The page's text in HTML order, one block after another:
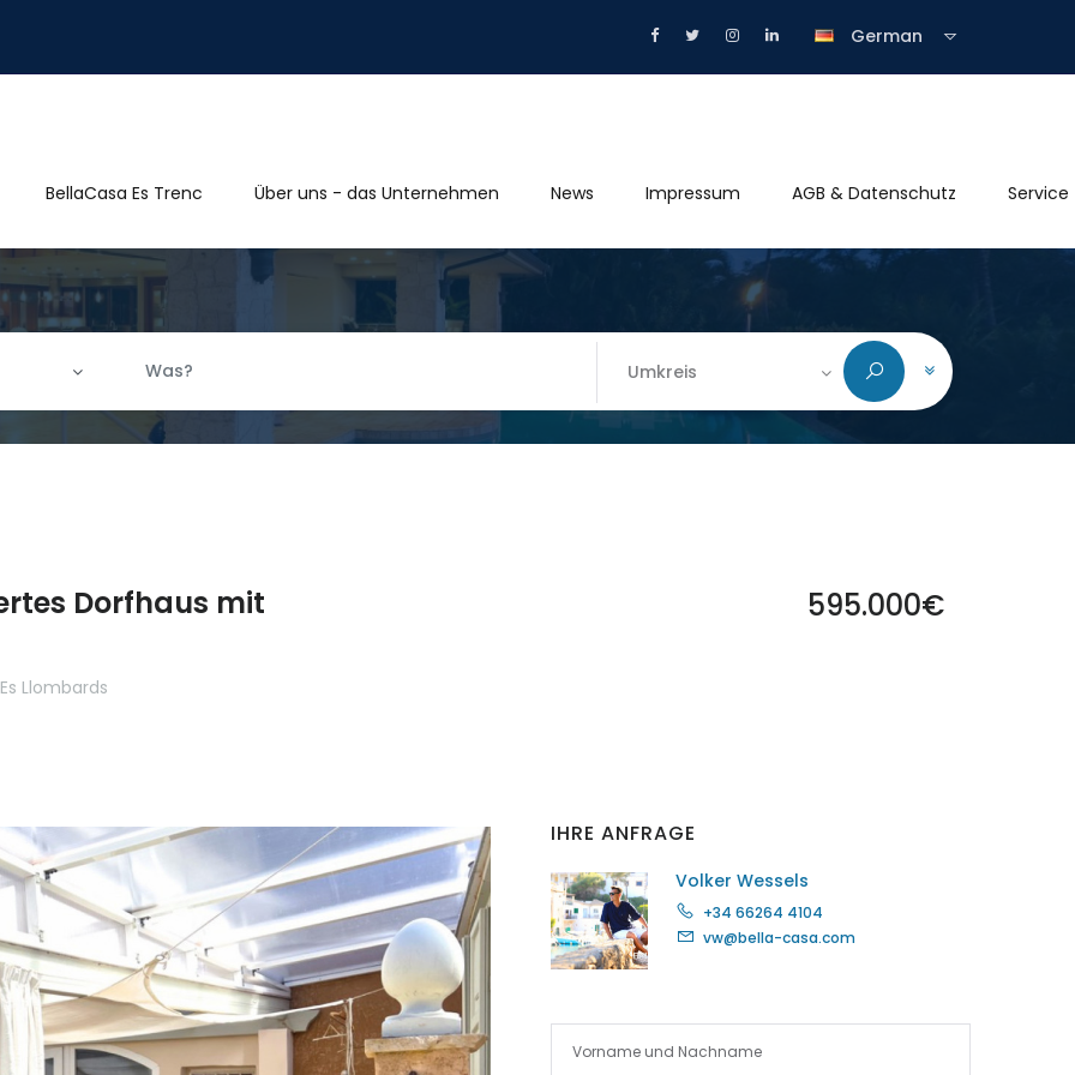
German
BellaCasa Es Trenc Über uns - das Unternehmen News Impressum AGB & Datenschutz Service
Umkreis
Dorfhaus mit
Llombards
595.000€
IHRE ANFRAGE
Volker Wessels
+34 66264 4104
vw@bella-casa.com